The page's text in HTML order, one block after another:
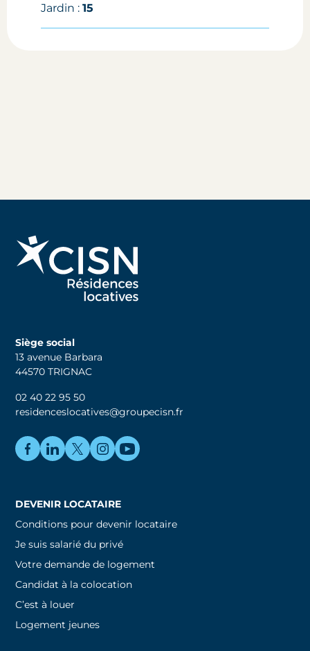
Jardin :15
Siège social
13 avenue Barbara
44570 TRIGNAC
02 40 22 95 50
residenceslocatives@groupecisn.fr
DEVENIR LOCATAIRE
Conditions pour devenir locataire
Je suis salarié du privé
Votre demande de logement
Candidat à la colocation
C’est à louer
Logement jeunes